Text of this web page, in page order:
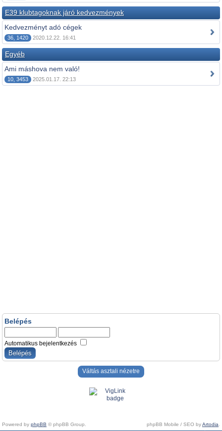
E39 klubtagoknak járó kedvezmények
Kedvezményt adó cégek
36, 1420 2020.12.22. 16:41
Egyéb
Ami máshova nem való!
10, 3453 2025.01.17. 22:13
Belépés
Automatikus bejelentkezés
Váltás asztali nézetre
Powered by phpBB © phpBB Group. phpBB Mobile / SEO byArtodia.